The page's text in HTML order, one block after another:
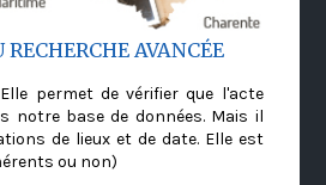
RECHERCHE AVANCÉE
permet de vérifier que l'acte
notre base de données. Mais il
de lieux et de date. Elle est
ou non)